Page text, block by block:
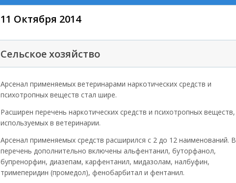
11 Октября 2014
Сельское хозяйство
Арсенал применяемых ветеринарами наркотических средств и
психотропных веществ стал шире.
Расширен перечень наркотических средств и психотропных веществ,
используемых в ветеринарии.
Арсенал применяемых средств расширился с 2 до 12 наименований. В
перечень дополнительно включены альфентанил, буторфанол,
бупренорфин, диазепам, карфентанил, мидазолам, налбуфин,
тримеперидин (промедол), фенобарбитал и фентанил.